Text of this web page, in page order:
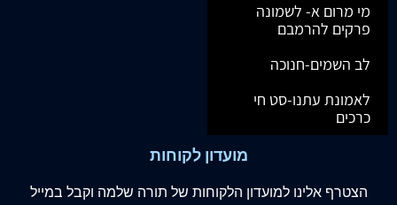
מי מרום א- לשמונה
פרקים להרמבם
לב השמים-חנוכה
לאמונת עתנו-סט חי
כרכים
מועדון לקוחות
הצטרף אלינו למועדון הלקוחות של תורה שלמה וקבל במייל